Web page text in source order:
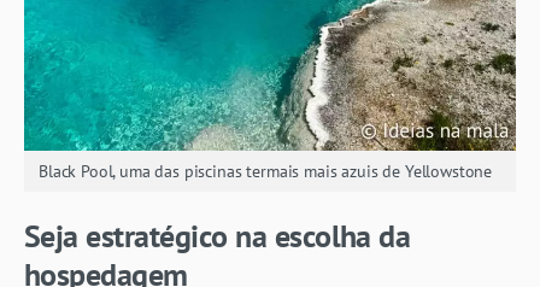
Black Pool, uma das piscinas termais mais azuis de Yellowstone
Seja estratégico na escolha da
hospedagem